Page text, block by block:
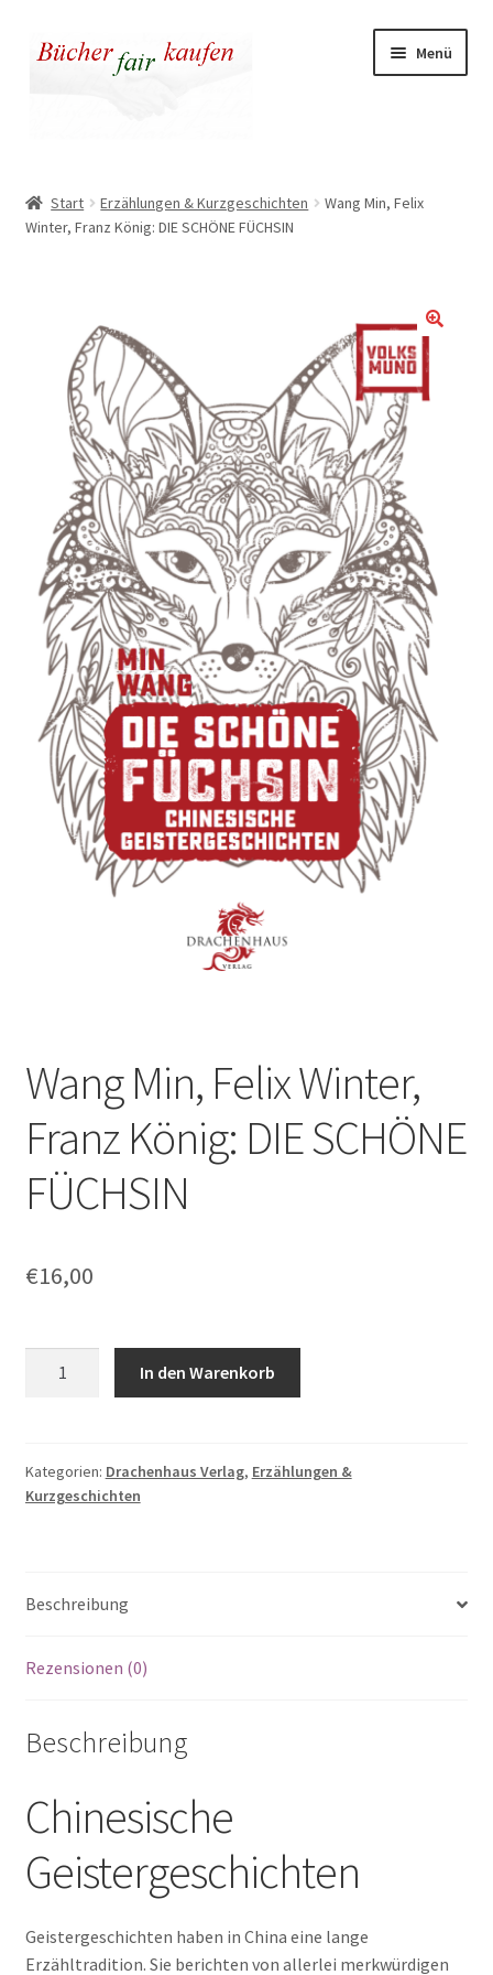
Zur
Navigation
Zum
Inhalt
Menü
Kasse
Warum fair kaufen
Start Erzählungen & Kurzgeschichten
Wang Min, Felix
Winter, Franz König: DIE SCHÖNE FÜCHSIN
Wang Min, Felix Winter,
Franz König: DIE SCHÖNE
FÜCHSIN
€16,00
Franz
König:
Menge
In den Warenkorb
Kategorien: Drachenhaus Verlag, Erzählungen &
Kurzgeschichten
Beschreibung
Rezensionen (0)
Beschreibung
Chinesische
Geistergeschichten
Geistergeschichten haben in China eine lange
Erzähltradition. Sie berichten von allerlei merkwürdigen